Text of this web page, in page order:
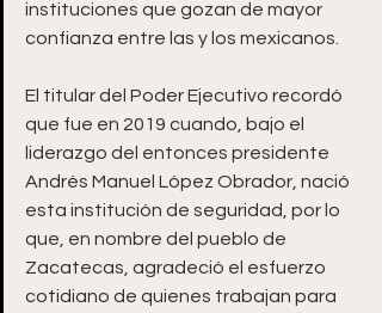
instituciones que gozan de mayor
confianza entre las y los mexicanos.
El titular del Poder Ejecutivo recordó
que fue en 2019 cuando, bajo el
liderazgo del entonces presidente
Andrés Manuel López Obrador, nació
esta institución de seguridad, por lo
que, en nombre del pueblo de
Zacatecas, agradeció el esfuerzo
cotidiano de quienes trabajan para